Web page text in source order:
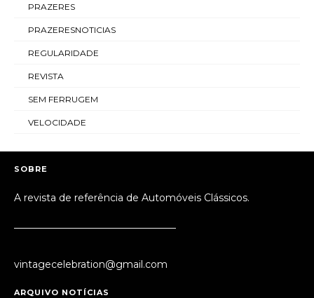
PRAZERES
PRAZERESNOTICIAS
REGULARIDADE
REVISTA
SEM FERRUGEM
VELOCIDADE
SOBRE
A revista de referência de Automóveis Clássicos.
vintagecelebration@gmail.com
ARQUIVO NOTÍCIAS